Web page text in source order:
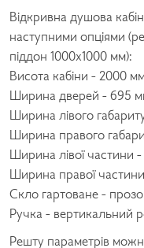
Відкривна душова
наступними опціями
піддон 1000х1000 мм):
Висота кабіни - 2000
Ширина дверей - 695
Ширина лівого
Ширина правого
Ширина лівої частини
Ширина правої
Скло гартоване -
Ручка - вертикальний
Решту параметрів